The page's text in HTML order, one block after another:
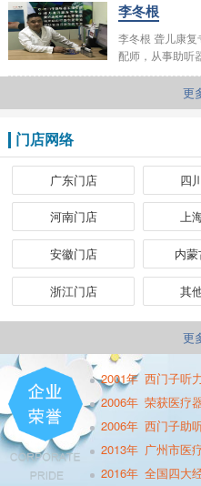
李冬根
李冬根 聋儿康
配师，从事助听
更
门店网络
广东门店 四
河南门店 上
安徽门店 内
浙江门店 其
更
2001年 西门子听
2006年 荣获医疗
2006年 西门子助
2013年 广州市医
2016年 全国四大